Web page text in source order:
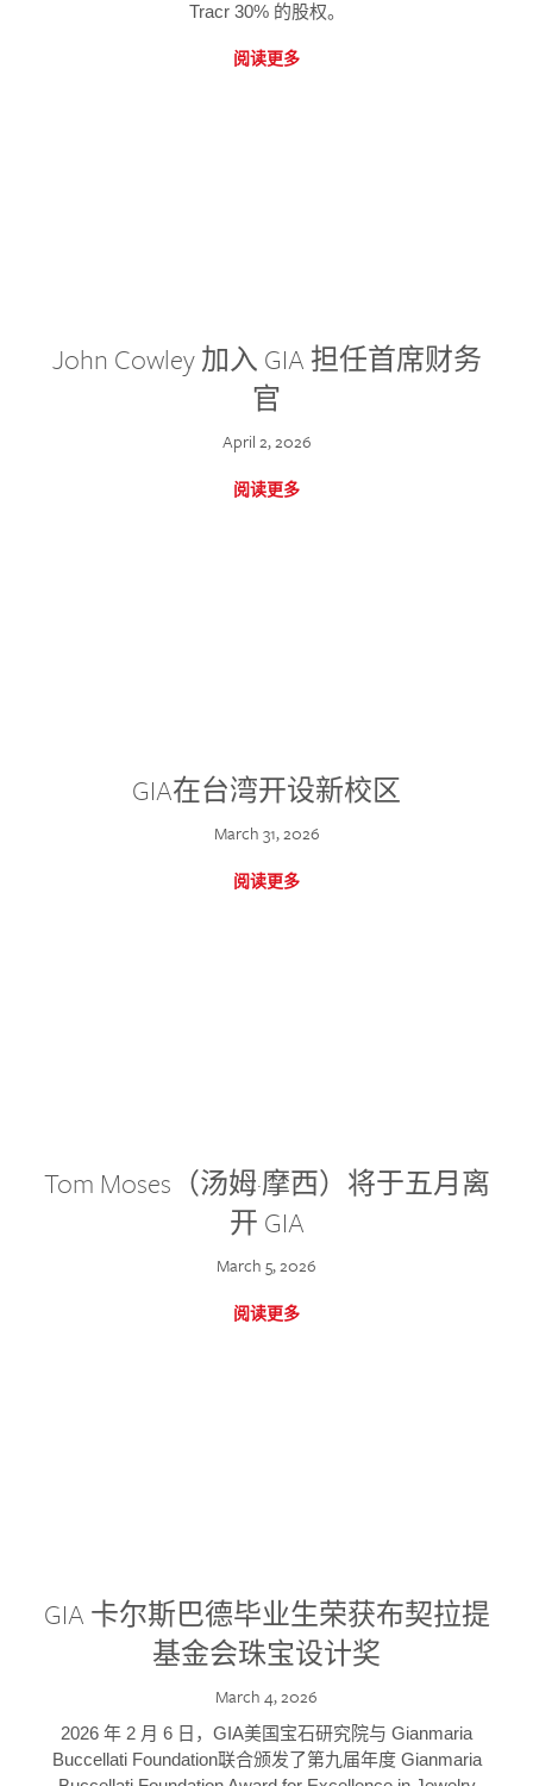
Tracr 30% 的股权。
阅读更多
John Cowley 加入 GIA 担任首席财务
官
April 2, 2026
阅读更多
GIA在台湾开设新校区
March 31, 2026
阅读更多
Tom Moses（汤姆·摩西）将于五月离
开 GIA
March 5, 2026
阅读更多
GIA 卡尔斯巴德毕业生荣获布契拉提
基金会珠宝设计奖
March 4, 2026
2026 年 2 月 6 日，GIA美国宝石研究院与 Gianmaria
Buccellati Foundation联合颁发了第九届年度 Gianmaria